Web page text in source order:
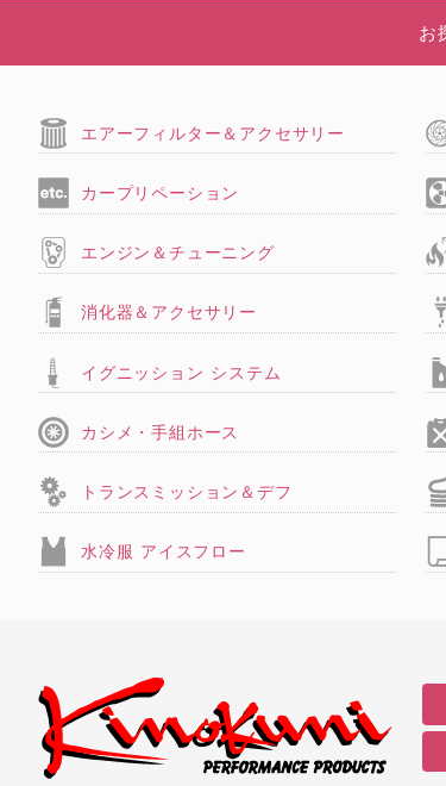
お
エアーフィルター＆アクセサリー
カープリペーション
エンジン＆チューニング
消化器＆アクセサリー
イグニッション システム
カシメ・手組ホース
トランスミッション＆デフ
水冷服 アイスフロー